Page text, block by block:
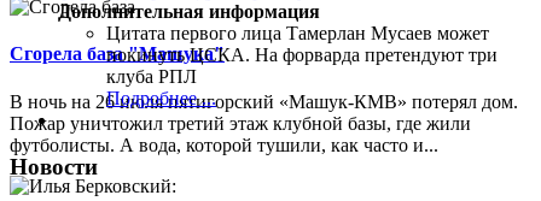
Сгорела база "Машука"
В ночь на 26 июля пятигорский «Машук-КМВ» потерял дом.
Пожар уничтожил третий этаж клубной базы, где жили
футболисты. А вода, которой тушили, как часто и...
Дополнительная информация
Цитата первого лица Тамерлан Мусаев может
покинуть ЦСКА. На форварда претендуют три
клуба РПЛ
Подробнее ...
Новости